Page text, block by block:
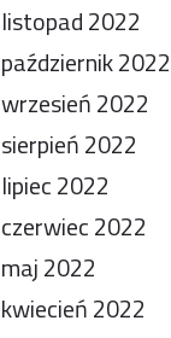
listopad 2022
październik 2022
wrzesień 2022
sierpień 2022
lipiec 2022
czerwiec 2022
maj 2022
kwiecień 2022